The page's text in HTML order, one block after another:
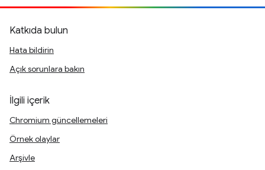
Katkıda bulun
Hata bildirin
Açık sorunlara bakın
İlgili içerik
Chromium güncellemeleri
Örnek olaylar
Arşivle